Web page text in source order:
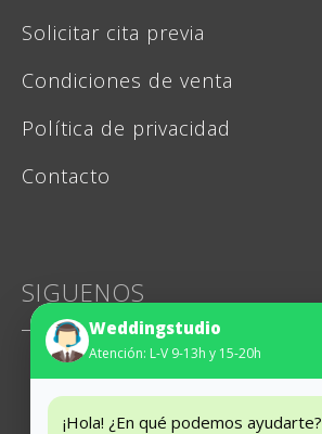
Solicitar cita previa
Condiciones de venta
Política de privacidad
Contacto
SIGUENOS
Instagram
Facebook
Weddingstudio
Atención: L-V 9-13h y 15-20h
¡Hola! ¿En qué podemos ayudarte?